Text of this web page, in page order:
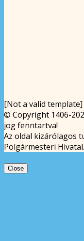
[Not a valid template]
© Copyright 1406-
jog fenntartva!
Az oldal kizárólagos
Polgármesteri Hivatal.
Close